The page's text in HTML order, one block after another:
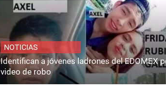
NOTICIAS
Identifican a jóvenes ladrones del EDOMEX
video de robo